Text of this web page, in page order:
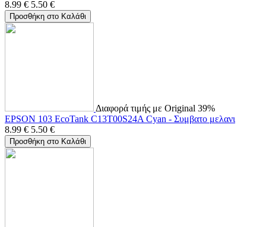
8.99 € 5.50 €
Προσθήκη στο Καλάθι
Διαφορά τιμής με Original 39%
EPSON 103 EcoTank C13T00S24A Cyan - Συμβατο μελανι
8.99 € 5.50 €
Προσθήκη στο Καλάθι